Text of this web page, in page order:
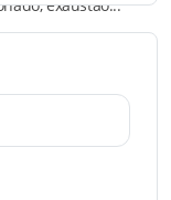
exaustão...